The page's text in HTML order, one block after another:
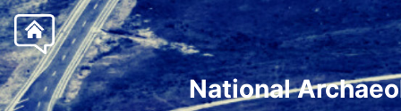
National